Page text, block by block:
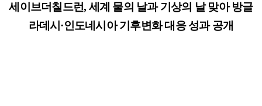
세이브더칠드런, 세계 물의 날과 기상의 날 맞아방글
라데시·인도네시아 기후변화 대응 성과 공개